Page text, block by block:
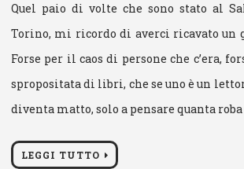
Quel paio di volte che sono stato al
Torino, mi ricordo di averci ricavato un
Forse per il caos di persone che c’era,
spropositata di libri, che se uno è un
diventa matto, solo a pensare quanta
LEGGI TUTTO